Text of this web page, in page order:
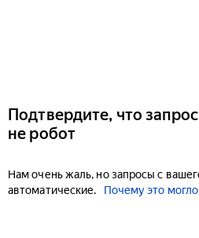
Подтвердите, что
не робот
Нам очень жаль, но запросы с
автоматические.
Почему это